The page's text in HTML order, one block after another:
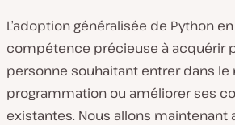
L’adoption généralisée de Python
compétence précieuse à acquérir
personne souhaitant entrer dans le
programmation ou améliorer ses
existantes. Nous allons maintenant